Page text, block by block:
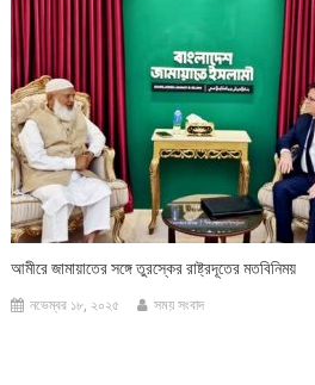
আমীরে জামায়াতের সঙ্গে তুরস্কের রাষ্ট্রদূতের মতবিনিময়
নভেম্বর ১৮, ২০২৫ সময় সংবাদ